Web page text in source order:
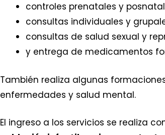
controles prenatales y
consultas individuales y
consultas de salud sexual y
y entrega de medicamentos
También realiza algunas
enfermedades y salud mental.
El ingreso a los servicios se realiza